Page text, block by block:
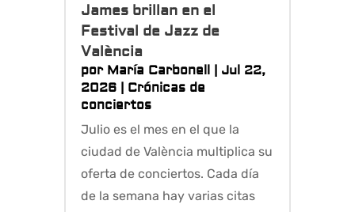
James brillan en el
Festival de Jazz de
València
por María Carbonell| Jul 22,
2026| Crónicas de
conciertos
Julio es el mes en el que la
ciudad de València multiplica su
oferta de conciertos. Cada día
de la semana hay varias citas